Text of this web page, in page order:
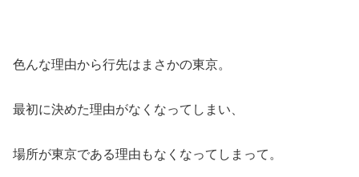
色んな理由から行先はまさかの東京。
最初に決めた理由がなくなってしまい、
場所が東京である理由もなくなってしまって。